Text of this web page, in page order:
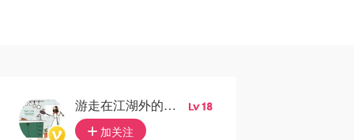
🇩🇪
游走在江湖外的侠女 18
加关注